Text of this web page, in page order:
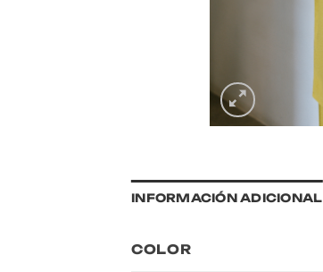
INFORMACIÓN ADICIONAL
COLOR